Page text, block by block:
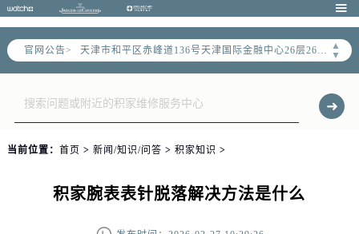

官网公告>
▲
▼
2026年6月售后服务中心最新网点地址：
天津市和平区赤峰道136号天津国际金融中心写字楼26层2603室（需提前预约）
天津市和平区赤峰道136号天津国际金融中心26层2603室售后服务中心（需提前预约）
节假日正常营业！
当前位置： 首页 > 新闻/知识/问答 > 积家知识 >
积家腕表表针脱落解决方法是什么